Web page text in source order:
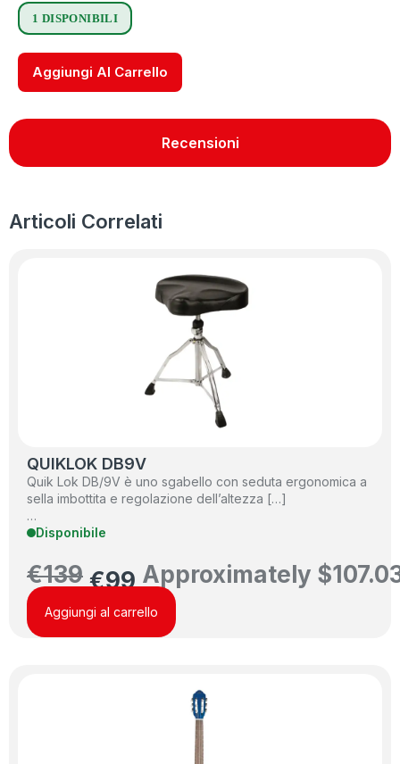
1 DISPONIBILI
Aggiungi Al Carrello
Recensioni
Articoli Correlati
QUIKLOK DB9V
Quik Lok DB/9V è uno sgabello con seduta ergonomica a
sella imbottita e regolazione dell’altezza […]
…
Disponibile
€139 €99 Approximately $
Aggiungi al carrello